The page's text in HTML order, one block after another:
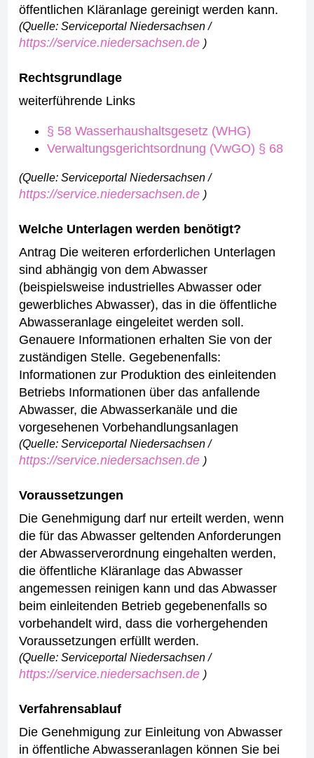
öffentlichen Kläranlage gereinigt werden kann.
(Quelle: Serviceportal Niedersachsen /
https://service.niedersachsen.de )
Rechtsgrundlage
weiterführende Links
§ 58 Wasserhaushaltsgesetz (WHG)
Verwaltungsgerichtsordnung (VwGO) § 68
(Quelle: Serviceportal Niedersachsen /
https://service.niedersachsen.de )
Welche Unterlagen werden benötigt?
Antrag Die weiteren erforderlichen Unterlagen
sind abhängig von dem Abwasser
(beispielsweise industrielles Abwasser oder
gewerbliches Abwasser), das in die öffentliche
Abwasseranlage eingeleitet werden soll.
Genauere Informationen erhalten Sie von der
zuständigen Stelle. Gegebenenfalls:
Informationen zur Produktion des einleitenden
Betriebs Informationen über das anfallende
Abwasser, die Abwasserkanäle und die
vorgesehenen Vorbehandlungsanlagen
(Quelle: Serviceportal Niedersachsen /
https://service.niedersachsen.de )
Voraussetzungen
Die Genehmigung darf nur erteilt werden, wenn
die für das Abwasser geltenden Anforderungen
der Abwasserverordnung eingehalten werden,
die öffentliche Kläranlage das Abwasser
angemessen reinigen kann und das Abwasser
beim einleitenden Betrieb gegebenenfalls so
vorbehandelt wird, dass die vorhergehenden
Voraussetzungen erfüllt werden.
(Quelle: Serviceportal Niedersachsen /
https://service.niedersachsen.de )
Verfahrensablauf
Die Genehmigung zur Einleitung von Abwasser
in öffentliche Abwasseranlagen können Sie bei